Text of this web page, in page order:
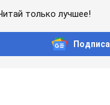
только лучшее!